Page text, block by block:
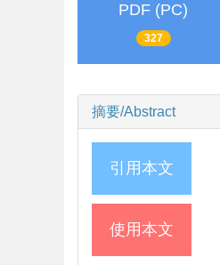
PDF (PC)
327
摘要/Abstract
引用本文
使用本文